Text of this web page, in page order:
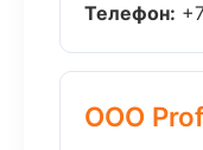
Телефон:
ООО